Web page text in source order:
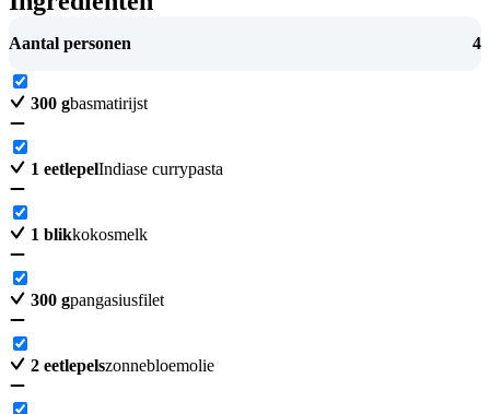
Aantal personen 4
300 gbasmatirijst
1 eetlepelIndiase currypasta
1 blikkokosmelk
300 gpangasiusfilet
2 eetlepelszonnebloemolie